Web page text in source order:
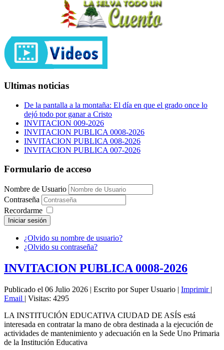
Ultimas noticias
De la pantalla a la montaña: El día en que el grado once lo
dejó todo por ganar a Cristo
INVITACION 009-2026
INVITACION PUBLICA 0008-2026
INVITACION PUBLICA 008-2026
INVITACION PUBLICA 007-2026
Formulario de acceso
Nombre de Usuario
Contraseña
Recordarme
Iniciar sesión
¿Olvido su nombre de usuario?
¿Olvido su contraseña?
INVITACION PUBLICA 0008-2026
Publicado el 06 Julio 2026 | Escrito por Super Usuario | Imprimir |
Email | Visitas: 4295
LA INSTITUCIÓN EDUCATIVA CIUDAD DE ASÍS está
interesada en contratar la mano de obra destinada a la ejecución de
actividades de mantenimiento y adecuación en la Sede Uno Primaria
de la Institución Educativa